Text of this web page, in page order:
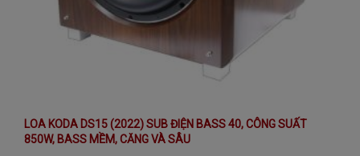
LOA KODA DS15 (2022) SUB ĐIỆN BASS 40, CÔNG SUẤT
850W, BASS MỀM, CĂNG VÀ SÂU